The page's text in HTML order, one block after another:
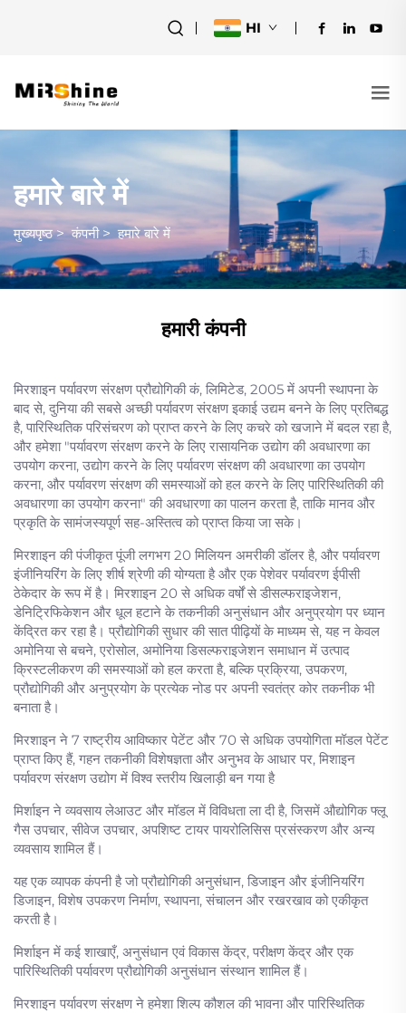
HI
हमारे बारे में
मुख्यपृष्ठ>कंपनी> हमारे बारे में
हमारी कंपनी
मिरशाइन पर्यावरण संरक्षण प्रौद्योगिकी कं, लिमिटेड, 2005 में अपनी स्थापना के
बाद से, दुनिया की सबसे अच्छी पर्यावरण संरक्षण इकाई उद्यम बनने के लिए प्रतिबद्ध
है, पारिस्थितिक परिसंचरण को प्राप्त करने के लिए कचरे को खजाने में बदल रहा है,
और हमेशा "पर्यावरण संरक्षण करने के लिए रासायनिक उद्योग की अवधारणा का
उपयोग करना, उद्योग करने के लिए पर्यावरण संरक्षण की अवधारणा का उपयोग
करना, और पर्यावरण संरक्षण की समस्याओं को हल करने के लिए पारिस्थितिकी की
अवधारणा का उपयोग करना" की अवधारणा का पालन करता है, ताकि मानव और
प्रकृति के सामंजस्यपूर्ण सह-अस्तित्व को प्राप्त किया जा सके।
मिरशाइन की पंजीकृत पूंजी लगभग 20 मिलियन अमरीकी डॉलर है, और पर्यावरण
इंजीनियरिंग के लिए शीर्ष श्रेणी की योग्यता है और एक पेशेवर पर्यावरण ईपीसी
ठेकेदार के रूप में है। मिरशाइन 20 से अधिक वर्षों से डीसल्फराइजेशन,
डेनिट्रिफिकेशन और धूल हटाने के तकनीकी अनुसंधान और अनुप्रयोग पर ध्यान
केंद्रित कर रहा है। प्रौद्योगिकी सुधार की सात पीढ़ियों के माध्यम से, यह न केवल
अमोनिया से बचने, एरोसोल, अमोनिया डिसल्फराइजेशन समाधान में उत्पाद
क्रिस्टलीकरण की समस्याओं को हल करता है, बल्कि प्रक्रिया, उपकरण,
प्रौद्योगिकी और अनुप्रयोग के प्रत्येक नोड पर अपनी स्वतंत्र कोर तकनीक भी
बनाता है।
मिरशाइन ने 7 राष्ट्रीय आविष्कार पेटेंट और 70 से अधिक उपयोगिता मॉडल पेटेंट
प्राप्त किए हैं, गहन तकनीकी विशेषज्ञता और अनुभव के आधार पर, मिशाइन
पर्यावरण संरक्षण उद्योग में विश्व स्तरीय खिलाड़ी बन गया है
मिर्शाइन ने व्यवसाय लेआउट और मॉडल में विविधता ला दी है, जिसमें औद्योगिक फ्लू
गैस उपचार, सीवेज उपचार, अपशिष्ट टायर पायरोलिसिस प्रसंस्करण और अन्य
व्यवसाय शामिल हैं।
यह एक व्यापक कंपनी है जो प्रौद्योगिकी अनुसंधान, डिजाइन और इंजीनियरिंग
डिजाइन, विशेष उपकरण निर्माण, स्थापना, संचालन और रखरखाव को एकीकृत
करती है।
मिर्शाइन में कई शाखाएँ, अनुसंधान एवं विकास केंद्र, परीक्षण केंद्र और एक
पारिस्थितिकी पर्यावरण प्रौद्योगिकी अनुसंधान संस्थान शामिल हैं।
मिरशाइन पर्यावरण संरक्षण ने हमेशा शिल्प कौशल की भावना और पारिस्थितिक